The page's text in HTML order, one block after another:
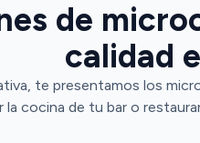
de
calidad
te presentamos los
la cocina de tu bar o